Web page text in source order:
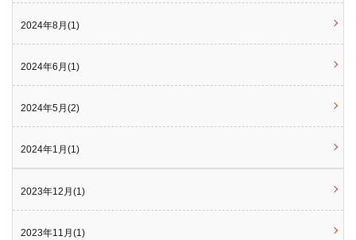
2024年8月(1)
2024年6月(1)
2024年5月(2)
2024年1月(1)
2023年12月(1)
2023年11月(1)